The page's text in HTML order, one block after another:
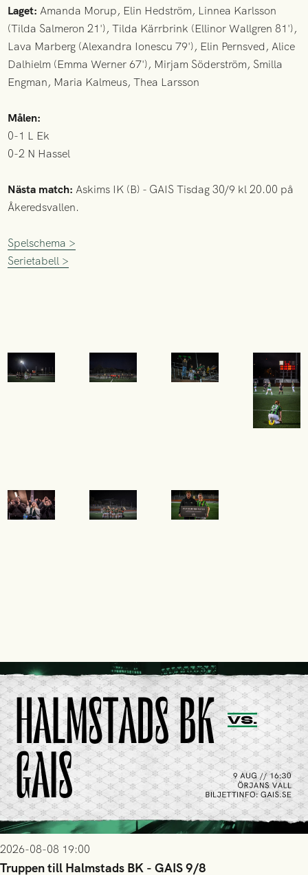
Laget: Amanda Morup, Elin Hedström, Linnea Karlsson
(Tilda Salmeron 21'), Tilda Kärrbrink (Ellinor Wallgren 81'),
Lava Marberg (Alexandra Ionescu 79'), Elin Pernsved, Alice
Dalhielm (Emma Werner 67'), Mirjam Söderström, Smilla
Engman, Maria Kalmeus, Thea Larsson
Målen:
0-1 L Ek
0-2 N Hassel
Nästa match: Askims IK (B) - GAIS Tisdag 30/9 kl 20.00 på
Åkeredsvallen.
Spelschema >
Serietabell >
2026-08-08 19:00
Truppen till Halmstads BK - GAIS 9/8